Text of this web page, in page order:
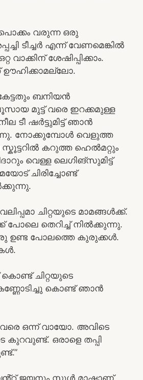
പൊക്കം വരുന്ന ഒരു
ടീച്ചർ എന്ന് വേണമെങ്കിൽ
വാക്കിന് ശേഷിപ്പിക്കാം.
ഊഹിക്കാമല്ലോ.
ബനിയൻ
മുട്ട് വരെ ഇറക്കമുള്ള
ടീ ഷർട്ടുമിട്ട് ഞാൻ
നോക്കുമ്പോൾ വെളുത്ത
കറുത്ത ഹെൽമറ്റും
വെള്ള ലെഗിങ്സുമിട്ട്
ചിരിച്ചോണ്ട്
ചിറ്റയുടെ മാമങ്ങൾക്ക്.
പോലെ തെറിച്ച് നിൽക്കുന്നു.
ഉണ്ട പോലത്തെ കുരുക്കൾ.
കൊണ്ട് ചിറ്റയുടെ
കൊണ്ട് ഞാൻ
ഒന്ന് വായോ. അവിടെ
കുറവുണ്ട്. ഒരാളെ തപ്പി
ജയനും സ്കൂൾ മാഷാണ്.